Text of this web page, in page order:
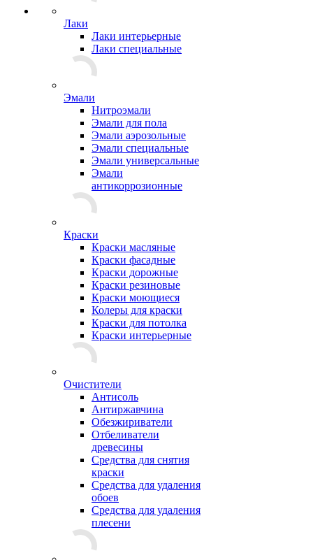
Лаки
Лаки интерьерные
Лаки специальные
Эмали
Нитроэмали
Эмали для пола
Эмали аэрозольные
Эмали специальные
Эмали универсальные
Эмали
антикоррозионные
Краски
Краски масляные
Краски фасадные
Краски дорожные
Краски резиновые
Краски моющиеся
Колеры для краски
Краски для потолка
Краски интерьерные
Очистители
Антисоль
Антиржавчина
Обезжириватели
Отбеливатели
древесины
Средства для снятия
краски
Средства для удаления
обоев
Средства для удаления
плесени